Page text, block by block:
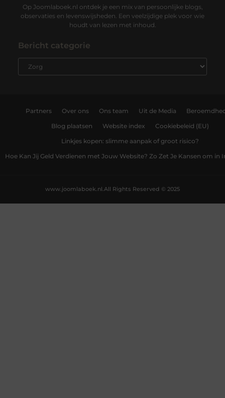
Op Joomlaboek.nl ontdek je een mix van persoonlijke blogs,
observaties en levenswijsheden. Een veelzijdige plek voor wie
houdt van lezen met inhoud.
Bericht categorie
Partners Over ons Ons team Uit de Media
Blog plaatsen Website index Cookiebeleid (EU)
Linkjes kopen: slimme aanpak of groot risico?
Hoe Kan Jij Geld Verdienen met Jouw Website? Zo Zet Je Kansen om in
All Rights Reserved © 2025
www.joomlaboek.nl.